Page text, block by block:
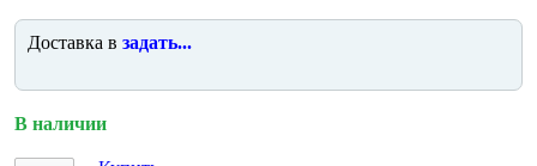
Доставка в задать...
В наличии